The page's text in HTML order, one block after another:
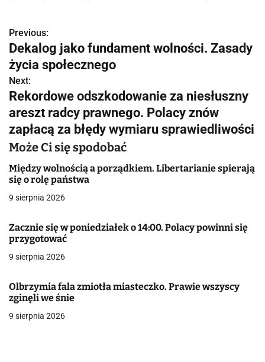
N
a
w
i
g
a
c
j
w
p
i
s
Previous:
Dekalog jako fundament wolności. Zasady
życia społecznego
Next:
Rekordowe odszkodowanie za niesłuszny
areszt radcy prawnego. Polacy znów
zapłacą za błędy wymiaru sprawiedliwości
Może Ci się spodobać
Między wolnością a porządkiem. Libertarianie spierają
się o rolę państwa
9 sierpnia 2026
Zacznie się w poniedziałek o 14:00. Polacy powinni się
przygotować
9 sierpnia 2026
Olbrzymia fala zmiotła miasteczko. Prawie wszyscy
zginęli we śnie
9 sierpnia 2026